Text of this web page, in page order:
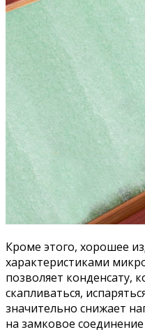
Кроме этого, хорошее
характеристиками
позволяет конденсату,
скапливаться,
значительно снижает
на замковое